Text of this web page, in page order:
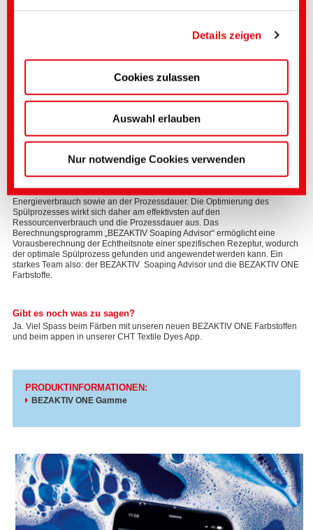
Data Privacy Framework zertifiziert haben und somit
der Angemessenheitsbeschluss der EU-Kommission
Genauere Einstellungen können Sie hier oder in
unsererDatenschutzerklärungvornehmen.
Details zeigen
Cookies zulassen
Auswahl erlauben
Nur notwendige Cookies verwenden
BEZAKTIV Soaping Advisor
Sehr stolz sind wir auf unser einzigartiges Berechnungsprogramm
Reaktivfarbstoffen hat der Spülprozess zum Erreichen eines guten
Echtheitsniveaus den weitaus grössten Anteil am Wasser- und
Energieverbrauch sowie an der Prozessdauer. Die Optimierung des
Spülprozesses wirkt sich daher am effektivsten auf den
Ressourcenverbrauch und die Prozessdauer aus. Das
Berechnungsprogramm „BEZAKTIV Soaping Advisor“ ermöglicht eine
Vorausberechnung der Echtheitsnote einer spezifischen Rezeptur, wodurch
der optimale Spülprozess gefunden und angewendet werden kann. Ein
starkes Team also: der BEZAKTIV Soaping Advisor und die BEZAKTIV ONE
Farbstoffe.
Gibt es noch was zu sagen?
Ja. Viel Spass beim Färben mit unseren neuen BEZAKTIV ONE Farbstoffen
und beim appen in unserer CHT Textile Dyes App.
PRODUKTINFORMATIONEN:
BEZAKTIV ONE Gamme